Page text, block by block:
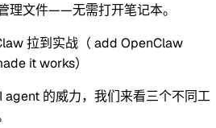
理文件——无需打开笔记本。
拉到实战（ add OpenClaw
it works）
agent 的威力，我们来看三个不同工